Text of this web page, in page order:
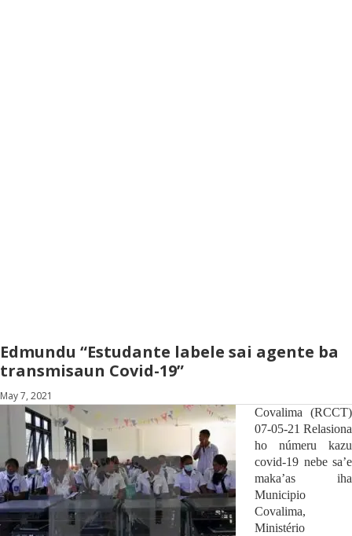
Edmundu “Estudante labele sai agente ba
transmisaun Covid-19”
May 7, 2021
Covalima (RCCT)
07-05-21 Relasiona
ho númeru kazu
covid-19 nebe sa’e
maka’as iha
Municipio
Covalima,
Ministério